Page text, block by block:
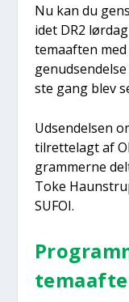
Nu kan du
idet DR2
temaaf­ten
ste gang blev
Udsen­del­sen
til­ret­telagt af
gram­mer­ne
Toke
SUFOI.